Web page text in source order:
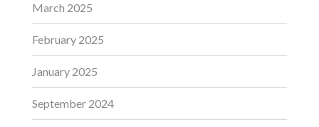
March 2025
February 2025
January 2025
September 2024